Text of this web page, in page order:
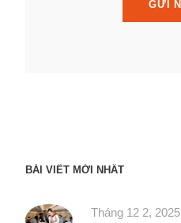
BÀI VIẾT MỚI NHẤT
Tháng 12 2, 2025